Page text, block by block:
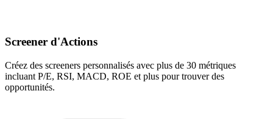
Screener d'Actions
Créez des screeners personnalisés avec plus de 30 métriques
incluant P/E, RSI, MACD, ROE et plus pour trouver des
opportunités.